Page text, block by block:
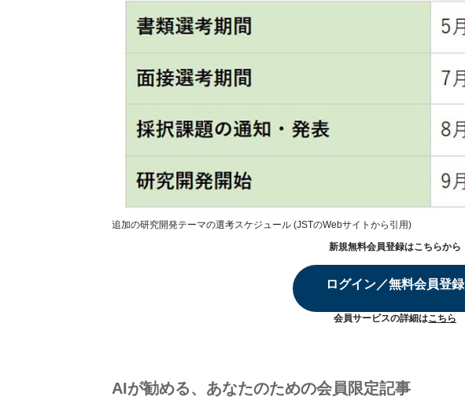
追加の研究開発テーマの選考スケジュール (JSTのWebサイトから引用)
新規無料会員登録はこちらから
ログイン／無料会員登録
会員サービスの詳細はこちら
AIが勧める、あなたのための会員限定記事